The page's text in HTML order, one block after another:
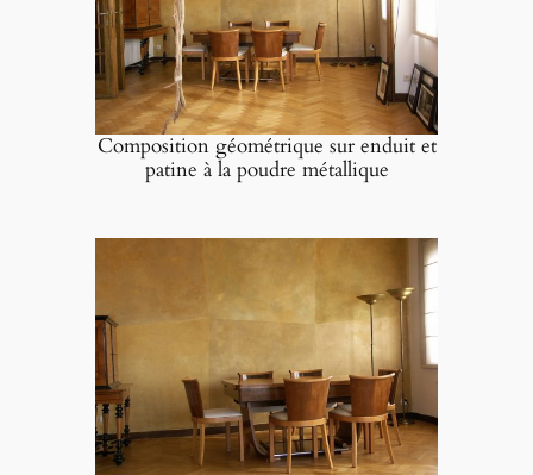
Composition géométrique sur enduit et
patine à la poudre métallique